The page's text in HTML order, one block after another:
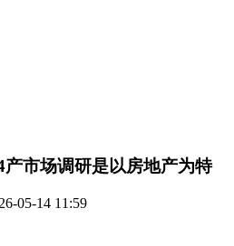
市场调研是以房地产为特
05-14 11:59